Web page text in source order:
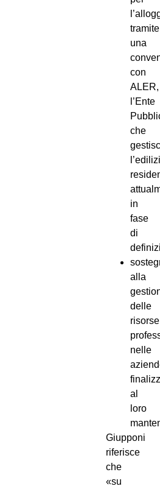
tramite
una
con
ALER,
l’Ente
che
in
fase
di
alla
delle
risorse
nelle
al
loro
Giupponi
riferisce
che
«su